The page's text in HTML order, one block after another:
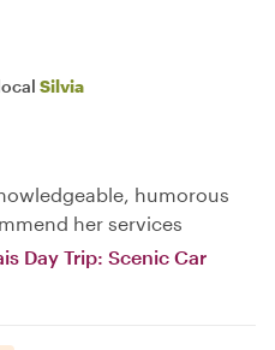
Silvia
humorous
her services
Day Trip: Scenic Car